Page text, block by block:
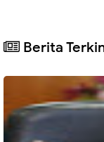
Berita